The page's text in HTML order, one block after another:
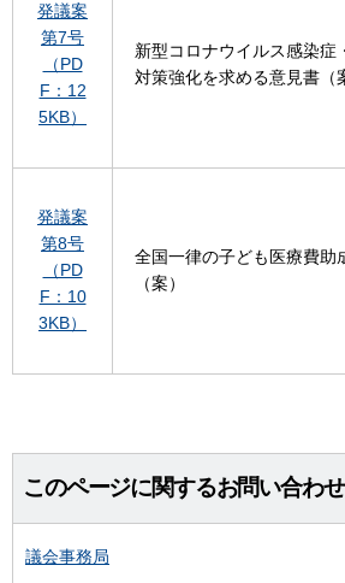
発議案
第7号
（PD
F：12
5KB）
新型コロナウイルス感染症
対策強化を求める意見書（
発議案
第8号
（PD
F：10
3KB）
全国一律の子ども医療費助
（案）
このページに関するお問い合わせ
議会事務局